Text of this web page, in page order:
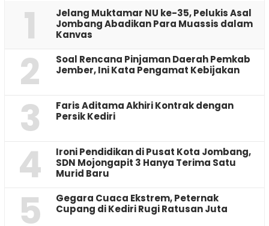
1
Jelang Muktamar NU ke-35, Pelukis Asal
Jombang Abadikan Para Muassis dalam
Kanvas
2
‎Soal Rencana Pinjaman Daerah Pemkab
Jember, Ini Kata Pengamat Kebijakan ‎
3
Faris Aditama Akhiri Kontrak dengan
Persik Kediri
4
Ironi Pendidikan di Pusat Kota Jombang,
SDN Mojongapit 3 Hanya Terima Satu
Murid Baru
5
‎Gegara Cuaca Ekstrem, Peternak
Cupang di Kediri Rugi Ratusan Juta